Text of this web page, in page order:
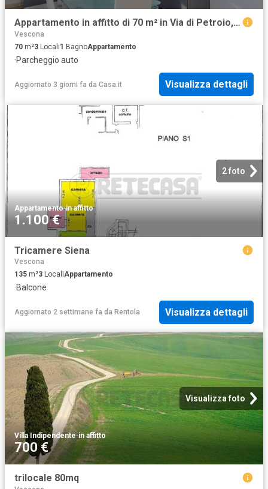
Appartamento in affitto di 70 m² in Via di Petroio, 13
Vescona
70 m²3 Locali1 BagnoAppartamento
·Parcheggio auto
Aggiornato 3 giorni fa da Casa.it Visualizza dettagli
2 foto
Appartamento·in affitto
1.100 €
Tricamere Siena
Vescona
135 m²3 LocaliAppartamento
·Balcone
Aggiornato 2 settimane fa da Rentola Visualizza dettagli
Visualizza foto
Villa Indipendente·in affitto
700 €
trilocale 80mq